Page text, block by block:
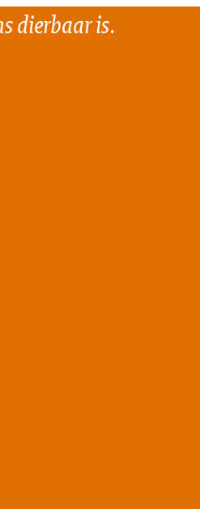
dierbaar is.